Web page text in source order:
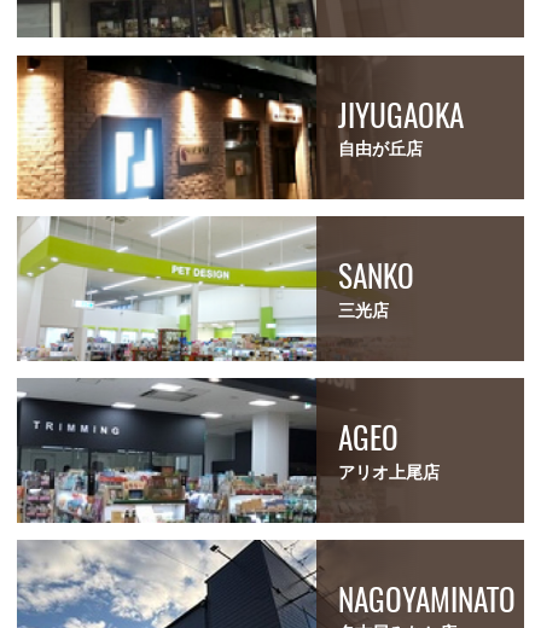
JIYUGAOKA
自由が丘店
SANKO
三光店
AGEO
アリオ上尾店
NAGOYAMINATO